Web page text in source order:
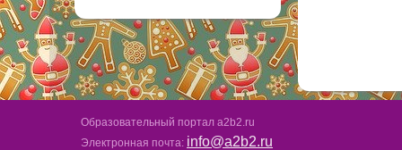
Образовательный портал a2b2.ru
Электронная почта: info@a2b2.ru